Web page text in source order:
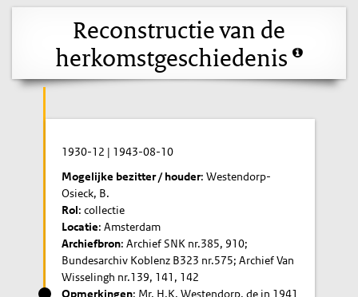
Reconstructie van de
herkomstgeschiedenis
1930-12 | 1943-08-10
Mogelijke bezitter / houder: Westendorp-
Osieck, B.
Rol: collectie
Locatie: Amsterdam
Archiefbron: Archief SNK nr.385, 910;
Bundesarchiv Koblenz B323 nr.575; Archief Van
Wisselingh nr.139, 141, 142
Opmerkingen: Mr. H.K. Westendorp, de in 1941